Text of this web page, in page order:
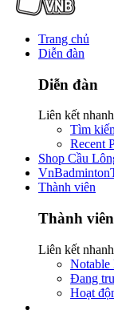
Trang chủ
Diễn đàn
Diễn đàn
Liên kết nhanh
Tìm
Recent
Shop Cầu
Thành viên
Thành viên
Liên kết nhanh
Notable
Đang
Hoạt